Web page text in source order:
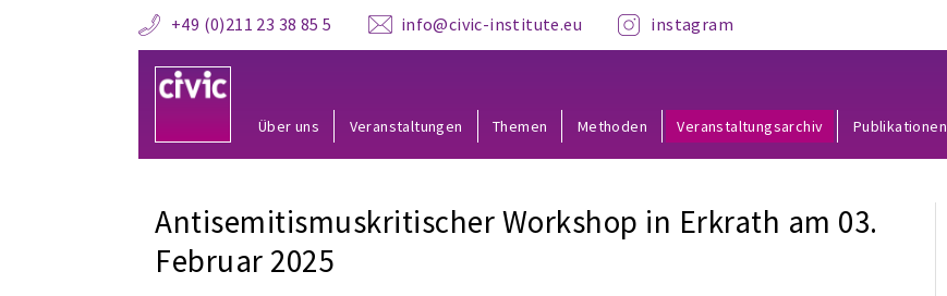
+49 (0)211 23 38 85 5 info@civic-institute.eu instagram
Über uns Veranstaltungen Themen Methoden Veranstaltungsarchiv Publikationen
Antisemitismuskritischer Workshop in Erkrath am 03.
Februar 2025